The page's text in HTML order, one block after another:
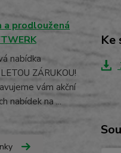
a prodloužená
nabídka
ZÁRUKOU!
vám akční
nabídek na ...
Ke